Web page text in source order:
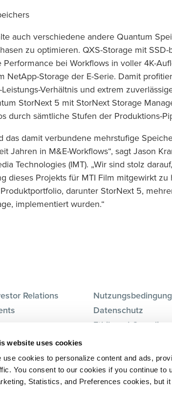
website uses cookies
use cookies to personalize content and ads,
You consent to our cookies if you continue to
Statistics, and Preferences cookies, but
auch verschiedene andere Quantum
zu optimieren. QXS-Storage mit SSD-
bei Workflows in voller 4K-
NetApp-Storage der E-Serie. Damit
Verhältnis und extrem
StorNext 5 mit StorNext Storage
durch sämtliche Stufen der Produktions-
das damit verbundene mehrstufige
Jahren in M&E-Workflows“, sagt Jason
Technologies (IMT). „Wir sind stolz
dieses Projekts für MTI Film mitgewirkt zu
darunter StorNext 5,
implementiert wurden.“
Relations
Datenschutz
Ethik und Compliance
ForumV Community
rights reserved. For information about